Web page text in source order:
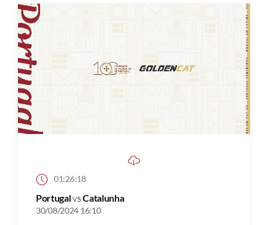
01:26:18
PortugalvsCatalunha
30/08/2024 16:10